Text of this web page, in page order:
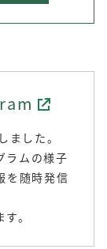
した。
ラムの様子
を随時発信
。